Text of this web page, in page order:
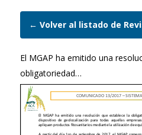
← Volver al listado de
El MGAP ha emitido una
obligatoriedad…